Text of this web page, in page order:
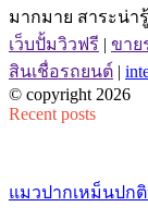
มากมาย สาระน่า
เว็บปั้มวิวฟรี | ขาย
สินเชื่อรถยนต์ |
© copyright 2026
Recent posts
แมวปากเหม็นปก